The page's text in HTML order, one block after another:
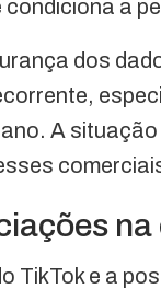
a
dos
A
TikTok e a